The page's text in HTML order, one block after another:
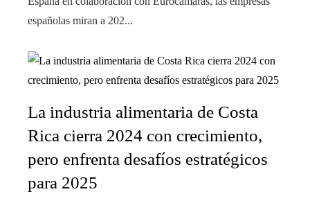
españolas miran a 202...
La industria alimentaria de Costa
Rica cierra 2024 con crecimiento,
pero enfrenta desafíos estratégicos
para 2025